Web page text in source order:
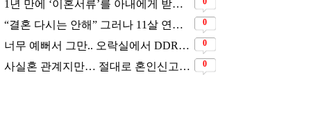
1년 만에 ‘이혼서류’를 아내에게 받았었다는 배우
“결혼 다시는 안해” 그러나 11살 연하남과 재혼 발표 0
너무 예뻐서 그만.. 오락실에서 DDR하고 있는데 지나가던 이상민이 캐스팅했다는 연예인 0
사실혼 관계지만… 절대로 혼인신고는 하고 있지 않다는 배우 0